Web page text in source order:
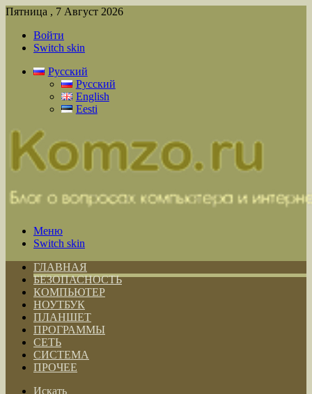
Пятница , 7 Август 2026
Войти
Switch skin
Русский
Русский
English
Eesti
Меню
Switch skin
ГЛАВНАЯ
БЕЗОПАСНОСТЬ
КОМПЬЮТЕР
НОУТБУК
ПЛАНШЕТ
ПРОГРАММЫ
СЕТЬ
СИСТЕМА
ПРОЧЕЕ
Искать